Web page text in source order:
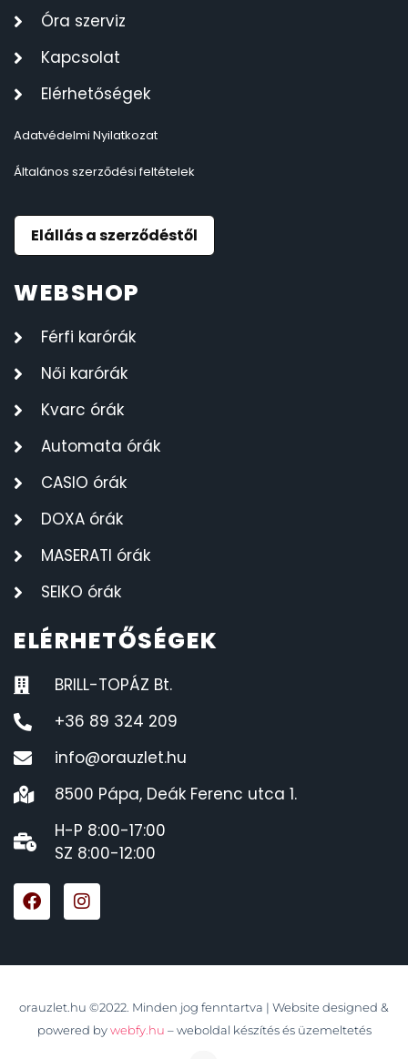
Óra szerviz
Kapcsolat
Elérhetőségek
Adatvédelmi Nyilatkozat
Általános szerződési feltételek
Elállás a szerződéstől
WEBSHOP
Férfi karórák
Női karórák
Kvarc órák
Automata órák
CASIO órák
DOXA órák
MASERATI órák
SEIKO órák
ELÉRHETŐSÉGEK
BRILL-TOPÁZ Bt.
+36 89 324 209
info@orauzlet.hu
8500 Pápa, Deák Ferenc utca 1.
H-P 8:00-17:00
SZ 8:00-12:00
orauzlet.hu ©2022. Minden jog fenntartva | Website designed &
powered by webfy.hu – weboldal készítés és üzemeltetés